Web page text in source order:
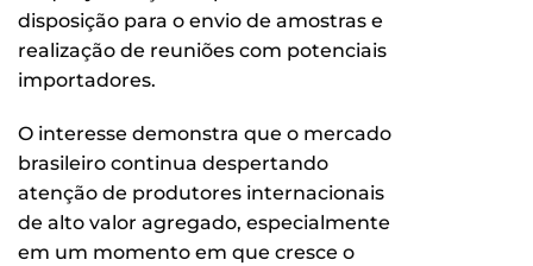
disposição para o envio de amostras e
realização de reuniões com potenciais
importadores.
O interesse demonstra que o mercado
brasileiro continua despertando
atenção de produtores internacionais
de alto valor agregado, especialmente
em um momento em que cresce o